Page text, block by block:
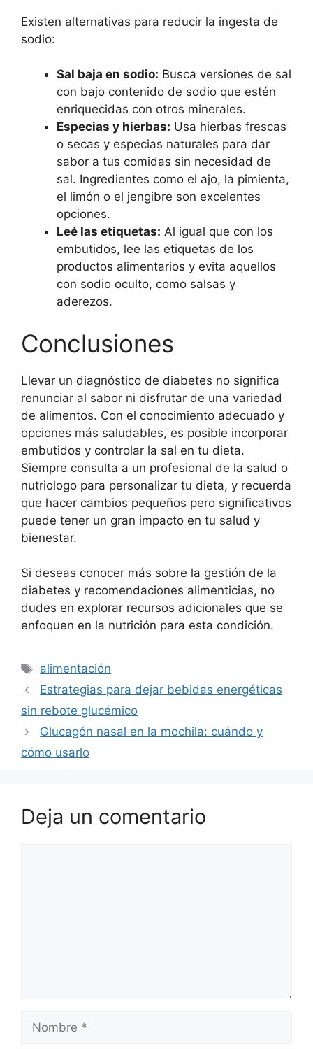
Existen alternativas para reducir la ingesta de
sodio:
Sal baja en sodio: Busca versiones de sal
con bajo contenido de sodio que estén
enriquecidas con otros minerales.
Especias y hierbas: Usa hierbas frescas
o secas y especias naturales para dar
sabor a tus comidas sin necesidad de
sal. Ingredientes como el ajo, la pimienta,
el limón o el jengibre son excelentes
opciones.
Leé las etiquetas: Al igual que con los
embutidos, lee las etiquetas de los
productos alimentarios y evita aquellos
con sodio oculto, como salsas y
aderezos.
Conclusiones
Llevar un diagnóstico de diabetes no significa
renunciar al sabor ni disfrutar de una variedad
de alimentos. Con el conocimiento adecuado y
opciones más saludables, es posible incorporar
embutidos y controlar la sal en tu dieta.
Siempre consulta a un profesional de la salud o
nutriologo para personalizar tu dieta, y recuerda
que hacer cambios pequeños pero significativos
puede tener un gran impacto en tu salud y
bienestar.
Si deseas conocer más sobre la gestión de la
diabetes y recomendaciones alimenticias, no
dudes en explorar recursos adicionales que se
enfoquen en la nutrición para esta condición.
Etiquetas
alimentación
Estrategias para dejar bebidas energéticas
sin rebote glucémico
Glucagón nasal en la mochila: cuándo y
cómo usarlo
Deja un comentario
Nombre